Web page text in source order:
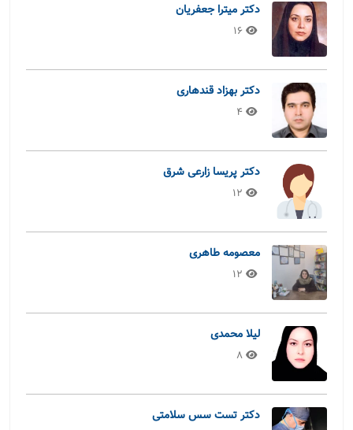
دکتر میترا جعفریان
16
دکتر بهزاد قندهاری
4
دکتر پریسا زارعی شرق
12
معصومه طاهری
12
لیلا محمدی
8
دکتر تست سس سلامتی